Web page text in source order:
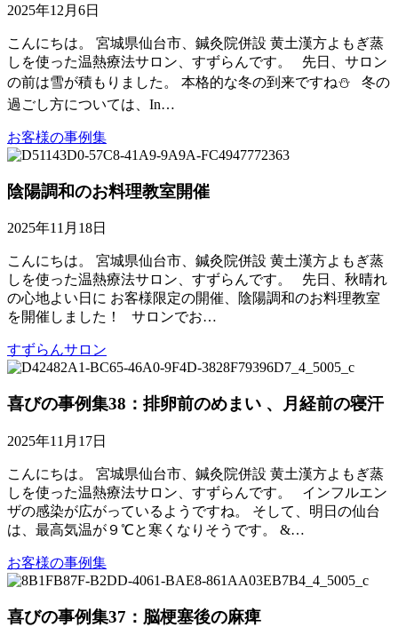
2025年12月6日
こんにちは。 宮城県仙台市、鍼灸院併設 黄土漢方よもぎ蒸
しを使った温熱療法サロン、すずらんです。 先日、サロン
の前は雪が積もりました。 本格的な冬の到来ですね⛄️ 冬の
過ごし方については、In…
お客様の事例集
陰陽調和のお料理教室開催
2025年11月18日
こんにちは。 宮城県仙台市、鍼灸院併設 黄土漢方よもぎ蒸
しを使った温熱療法サロン、すずらんです。 先日、秋晴れ
の心地よい日に お客様限定の開催、陰陽調和のお料理教室
を開催しました！ サロンでお…
すずらんサロン
喜びの事例集38：排卵前のめまい 、月経前の寝汗
2025年11月17日
こんにちは。 宮城県仙台市、鍼灸院併設 黄土漢方よもぎ蒸
しを使った温熱療法サロン、すずらんです。 インフルエン
ザの感染が広がっているようですね。 そして、明日の仙台
は、最高気温が９℃と寒くなりそうです。 &…
お客様の事例集
喜びの事例集37：脳梗塞後の麻痺